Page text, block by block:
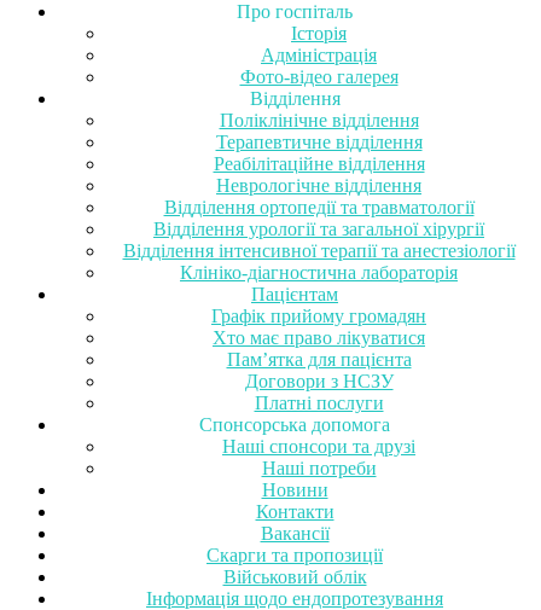
Про госпіталь
Історія
Адміністрація
Фото-відео галерея
Відділення
Поліклінічне відділення
Терапевтичне відділення
Реабілітаційне відділення
Неврологічне відділення
Відділення ортопедії та травматології
Відділення урології та загальної хірургії
Відділення інтенсивної терапії та анестезіології
Клініко-діагностична лабораторія
Пацієнтам
Графік прийому громадян
Хто має право лікуватися
Пам’ятка для пацієнта
Договори з НСЗУ
Платні послуги
Спонсорська допомога
Наші спонсори та друзі
Наші потреби
Новини
Контакти
Вакансії
Скарги та пропозиції
Військовий облік
Інформація щодо ендопротезування